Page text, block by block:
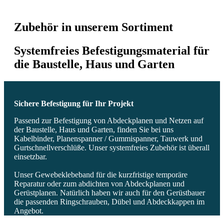
Zubehör in unserem Sortiment
Systemfreies Befestigungsmaterial für
die Baustelle, Haus und Garten
Sichere Befestigung für Ihr Projekt
Passend zur Befestigung von Abdeckplanen und Netzen auf
der Baustelle, Haus und Garten, finden Sie bei uns
Kabelbinder, Planenspanner / Gummispanner, Tauwerk und
Gurtschnellverschlüße. Unser systemfreies Zubehör ist überall
einsetzbar.
Unser Gewebeklebeband für die kurzfristige temporäre
Reparatur oder zum abdichten von Abdeckplanen und
Gerüstplanen. Natürlich haben wir auch für den Gerüstbauer
die passenden Ringschrauben, Dübel und Abdeckkappen im
Angebot.